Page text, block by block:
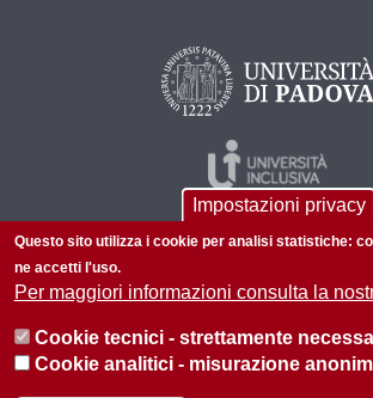
© 2026 Università di Padova - Tutti i diritti
P.I. 00742430283 C.F. 80006480281
Impostazioni privacy
Questo sito utilizza i cookie per analisi statistiche:
ne accetti l'uso.
Per maggiori informazioni consulta la
Cookie tecnici - strettamente
Cookie analitici - misurazione